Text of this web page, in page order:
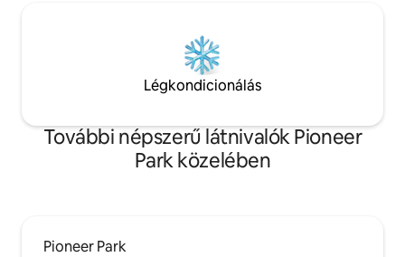
Légkondicionálás
További népszerű látnivalók Pioneer
Park közelében
Pioneer Park